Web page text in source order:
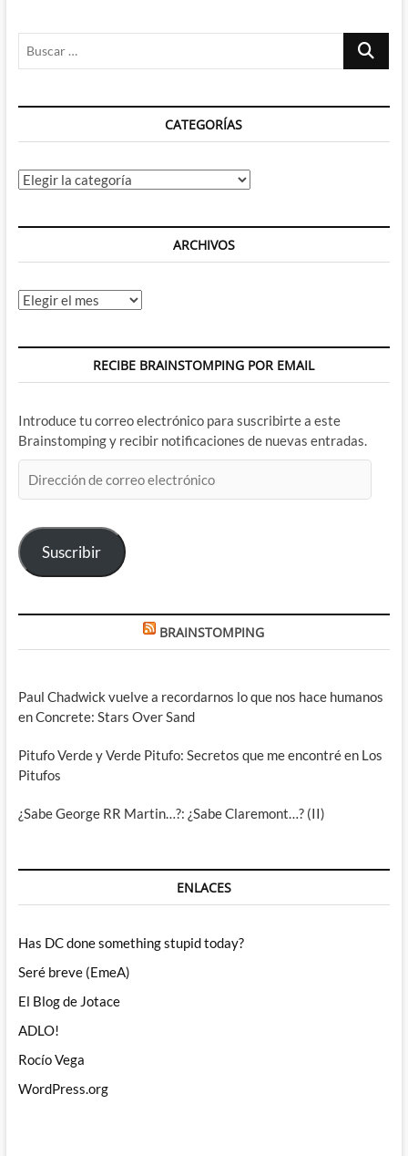
nos
los
muertos
Buscar
CATEGORÍAS
Categorías
ARCHIVOS
Archivos
RECIBE BRAINSTOMPING POR EMAIL
Introduce tu correo electrónico para suscribirte a este
Brainstomping y recibir notificaciones de nuevas entradas.
de
electrónico
Suscribir
BRAINSTOMPING
Paul Chadwick vuelve a recordarnos lo que nos hace humanos
en Concrete: Stars Over Sand
Pitufo Verde y Verde Pitufo: Secretos que me encontré en Los
Pitufos
¿Sabe George RR Martin…?: ¿Sabe Claremont…? (II)
ENLACES
Has DC done something stupid today?
Seré breve (EmeA)
El Blog de Jotace
ADLO!
Rocío Vega
WordPress.org